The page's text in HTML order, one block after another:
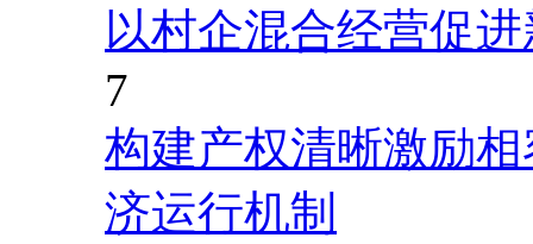
以村企混合经营促
7
构建产权清晰激励
济运行机制